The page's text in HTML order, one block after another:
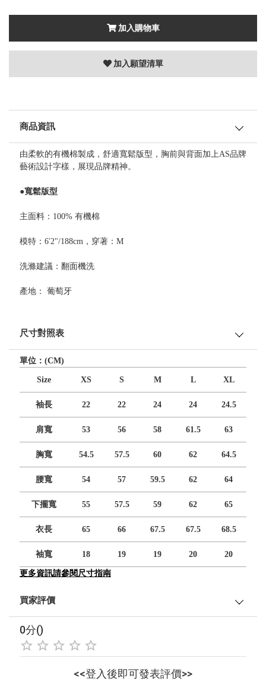
加入購物車
加入願望清單
商品資訊
由柔軟的有機棉製成，舒適寬鬆版型，胸前與背面加上AS品牌
藝術設計字樣，展現品牌精神。
●寬鬆版型
主面料：100% 有機棉
模特：6'2"/188cm，穿著：M
洗滌建議：翻面機洗
產地： 葡萄牙
尺寸對照表
單位：(CM)
Size XS S M L XL
袖長 22 22 24 24 24.5
肩寬 53 56 58 61.5 63
胸寬 54.5 57.5 60 62 64.5
腰寬 54 57 59.5 62 64
下擺寬 55 57.5 59 62 65
衣長 65 66 67.5 67.5 68.5
袖寬 18 19 19 20 20
更多資訊請參閱尺寸指南
買家評價
0分()
<<登入後即可發表評價>>